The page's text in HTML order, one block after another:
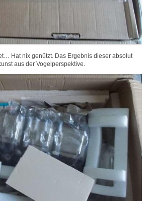
Hat nix genützt. Das Ergebnis dieser absolut
aus der Vogelperspektive.